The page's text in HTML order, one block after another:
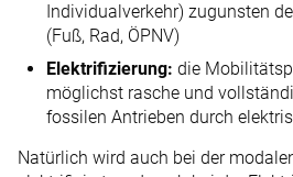
Individualverkehr) zugunsten
(Fuß, Rad, ÖPNV)
Elektrifizierung: die
möglichst rasche und
fossilen Antrieben durch
Natürlich wird auch bei der